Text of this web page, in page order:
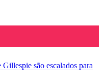
são escalados para